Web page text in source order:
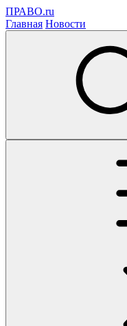
ПРАВО.ru
Главная Новости